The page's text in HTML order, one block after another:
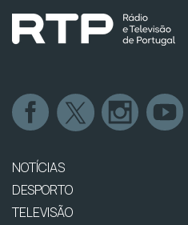
NOTÍCIAS
DESPORTO
TELEVISÃO